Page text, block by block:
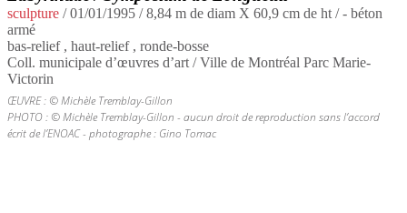
sculpture /01/01/1995 / 8,84 m de diam X 60,9 cm de ht / - béton
armé
bas-relief , haut-relief , ronde-bosse
Coll. municipale d’œuvres d’art / Ville de Montréal Parc Marie-
Victorin
ŒUVRE : © Michèle Tremblay-Gillon
PHOTO : © Michèle Tremblay-Gillon - aucun droit de reproduction sans l’accord
écrit de l’ENOAC - photographe : Gino Tomac